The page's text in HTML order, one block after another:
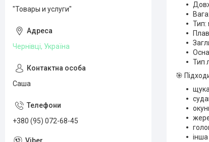
Тип:
Тип
🎯
"Товары и услуги"
Чернівці, Україна
Саша
+380 (95) 072-68-45